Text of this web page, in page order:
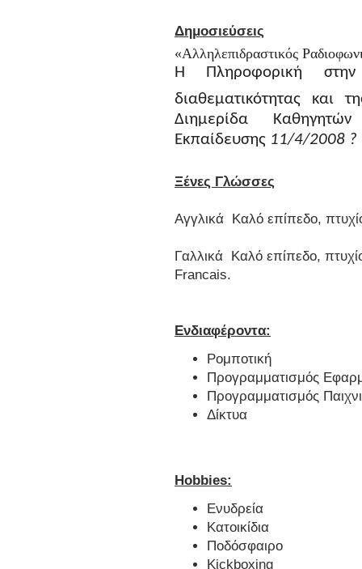
Δημοσιεύσεις
«Αλληλεπιδραστικός
Η Πληροφορική
διαθεματικότητας και
Διημερίδα
Εκπαίδευσης 11/4/2008 ?
Ξένες Γλώσσες
Αγγλικά Καλό επίπεδο,
Γαλλικά Καλό επίπεδο,
Francais.
Ενδιαφέροντα:
Ρομποτική
Προγραμματισμός
Προγραμματισμός
Δίκτυα
Hobbies:
Ενυδρεία
Κατοικίδια
Ποδόσφαιρο
Kickboxing